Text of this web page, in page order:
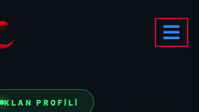
KLAN PROFILI